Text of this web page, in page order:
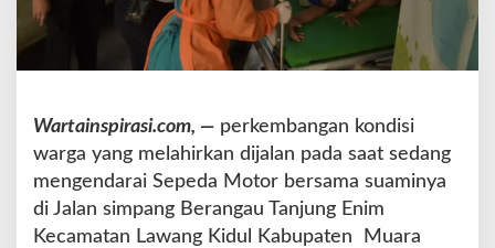
a
n
a
r
a
D
e
Wartainspirasi.com, — perkembangan kondisi
warga yang melahirkan dijalan pada saat sedang
mengendarai Sepeda Motor bersama suaminya
di Jalan simpang Berangau Tanjung Enim
Kecamatan Lawang Kidul Kabupaten Muara